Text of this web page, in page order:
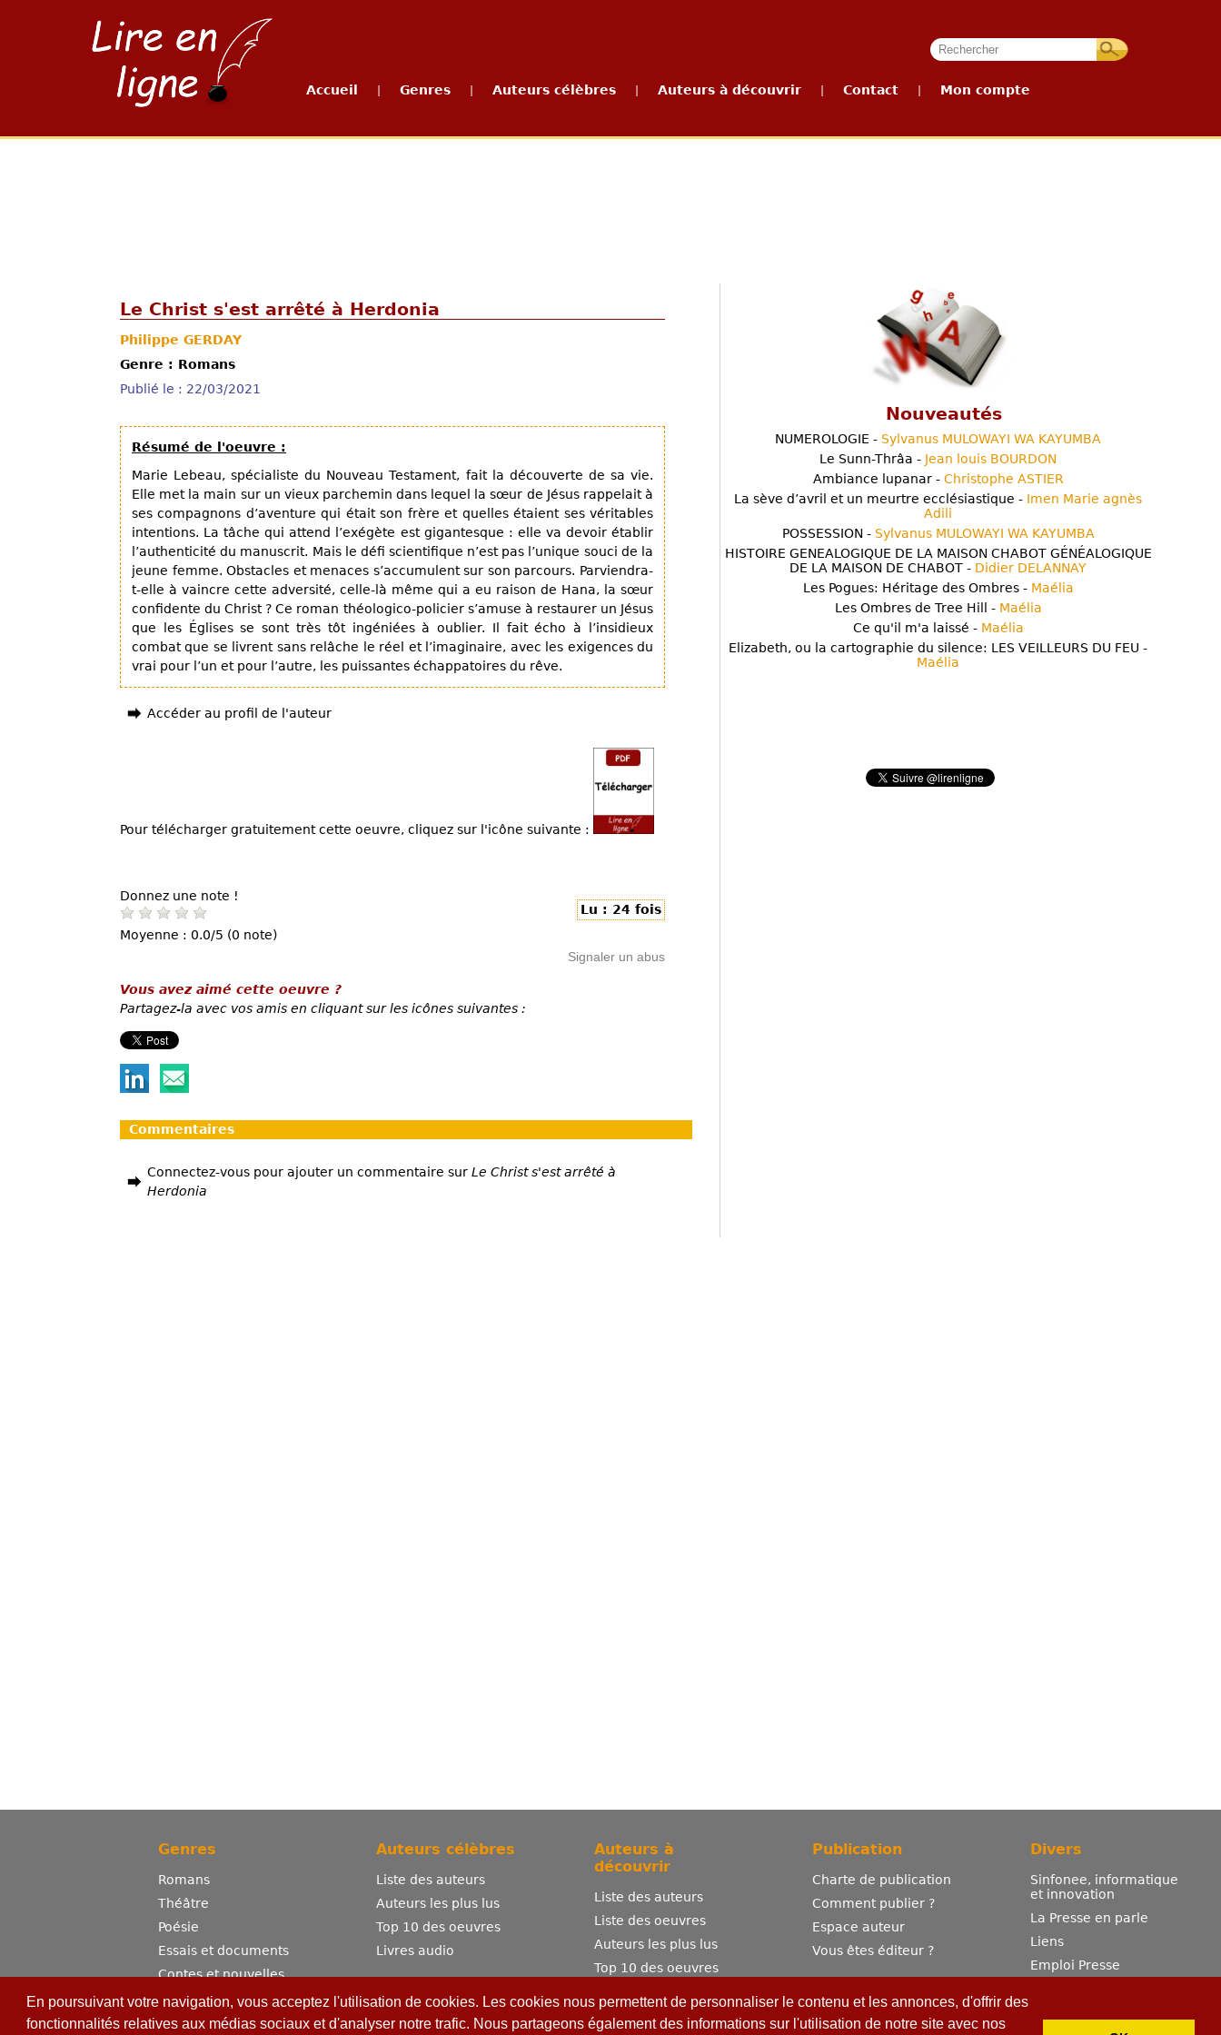
En poursuivant votre navigation, vous acceptez l'utilisation de cookies. Les cookies nous permettent de personnaliser le contenu et les annonces, d'offrir des
fonctionnalités relatives aux médias sociaux et d'analyser notre trafic. Nous partageons également des informations sur l'utilisation de notre site avec nos
Accueil Genres Auteurs célèbres Auteurs à découvrir Contact Mon compte
Le Christ s'est arrêté à Herdonia
Philippe GERDAY
Genre : Romans
Publié le : 22/03/2021
Résumé de l'oeuvre :
Marie Lebeau, spécialiste du Nouveau Testament, fait la découverte de sa vie.
Elle met la main sur un vieux parchemin dans lequel la sœur de Jésus rappelait à
ses compagnons d’aventure qui était son frère et quelles étaient ses véritables
intentions. La tâche qui attend l’exégète est gigantesque : elle va devoir établir
l’authenticité du manuscrit. Mais le défi scientifique n’est pas l’unique souci de la
jeune femme. Obstacles et menaces s’accumulent sur son parcours. Parviendra-
t-elle à vaincre cette adversité, celle-là même qui a eu raison de Hana, la sœur
confidente du Christ ? Ce roman théologico-policier s’amuse à restaurer un Jésus
que les Églises se sont très tôt ingéniées à oublier. Il fait écho à l’insidieux
combat que se livrent sans relâche le réel et l’imaginaire, avec les exigences du
vrai pour l’un et pour l’autre, les puissantes échappatoires du rêve.
Accéder au profil de l'auteur
Pour télécharger gratuitement cette oeuvre, cliquez sur l'icône suivante :
Donnez une note !
Moyenne : 0.0/5 (0 note)
Lu : 24 fois
Signaler un abus
Vous avez aimé cette oeuvre ?
Partagez-la avec vos amis en cliquant sur les icônes suivantes :
Commentaires
Connectez-vous pour ajouter un commentaire sur Le Christ s'est arrêté à
Herdonia
Nouveautés
NUMEROLOGIE - Sylvanus MULOWAYI WA KAYUMBA
Le Sunn-Thrâa - Jean louis BOURDON
Ambiance lupanar - Christophe ASTIER
La sève d’avril et un meurtre ecclésiastique - Imen Marie agnès
Adili
POSSESSION - Sylvanus MULOWAYI WA KAYUMBA
HISTOIRE GENEALOGIQUE DE LA MAISON CHABOT GÉNÉALOGIQUE
DE LA MAISON DE CHABOT - Didier DELANNAY
Les Pogues: Héritage des Ombres - Maélia
Les Ombres de Tree Hill - Maélia
Ce qu'il m'a laissé - Maélia
Elizabeth, ou la cartographie du silence: LES VEILLEURS DU FEU -
Maélia
Genres
Romans
Théâtre
Poésie
Essais et documents
Contes et nouvelles
Dictionnaire
Sciences
Auteurs célèbres
Liste des auteurs
Auteurs les plus lus
Top 10 des oeuvres
Livres audio
Auteurs à
découvrir
Liste des auteurs
Liste des oeuvres
Auteurs les plus lus
Top 10 des oeuvres
Publication
Charte de publication
Comment publier ?
Espace auteur
Vous êtes éditeur ?
Divers
Sinfonee, informatique
et innovation
La Presse en parle
Liens
Emploi Presse